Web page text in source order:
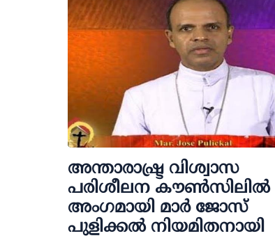
അന്താരാഷ്ട്ര വിശ്വാസ
പരിശീലന കൗണ്‍സിലില്‍
അംഗമായി മാര്‍ ജോസ്
പുളിക്കല്‍ നിയമിതനായി